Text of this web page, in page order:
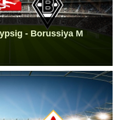
- Borussiya M